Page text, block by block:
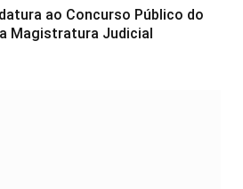
ao Concurso Público do
Magistratura Judicial